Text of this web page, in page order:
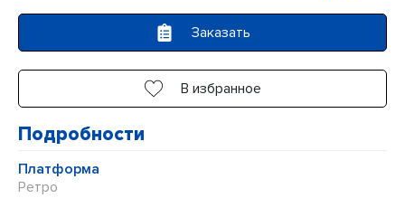
5
Заказать
В избранное
Подробности
Платформа
Ретро